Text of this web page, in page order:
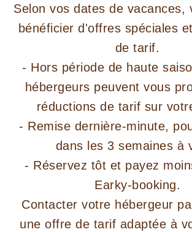
Selon vos dates de vacances,
bénéficier d'offres spéciales
de tarif.
- Hors période de haute
hébergeurs peuvent vous
réductions de tarif sur
- Remise dernière-minute,
dans les 3 semaines à
- Réservez tôt et payez
Earky-booking.
Contacter votre hébergeur
une offre de tarif adaptée à